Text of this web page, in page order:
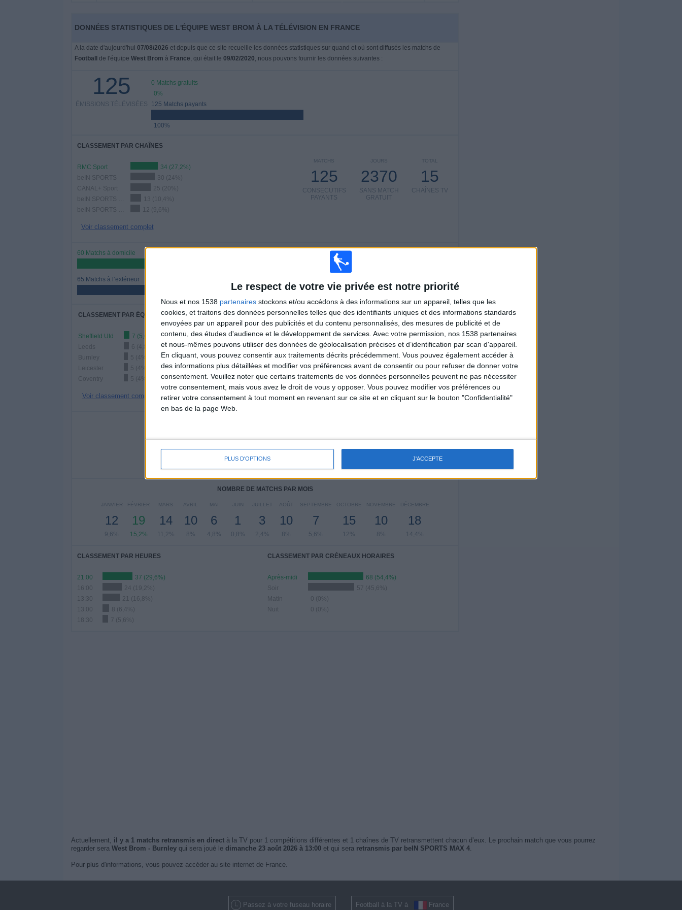
Le respect de votre vie privée est notre priorité
Nous et nos 1538 partenaires stockons et/ou accédons à des informations sur un appareil, telles que les
cookies, et traitons des données personnelles telles que des identifiants uniques et des informations standards
envoyées par un appareil pour des publicités et du contenu personnalisés, des mesures de publicité et de
contenu, des études d'audience et le développement de services. Avec votre permission, nos 1538 partenaires
et nous-mêmes pouvons utiliser des données de géolocalisation précises et d’identification par scan d'appareil.
En cliquant, vous pouvez consentir aux traitements décrits précédemment. Vous pouvez également accéder à
des informations plus détaillées et modifier vos préférences avant de consentir ou pour refuser de donner votre
consentement. Veuillez noter que certains traitements de vos données personnelles peuvent ne pas nécessiter
votre consentement, mais vous avez le droit de vous y opposer. Vous pouvez modifier vos préférences ou
retirer votre consentement à tout moment en revenant sur ce site et en cliquant sur le bouton "Confidentialité"
en bas de la page Web.
PLUS D'OPTIONS J'ACCEPTE
DONNÉES STATISTIQUES DE L'ÉQUIPE WEST BROM À LA TÉLÉVISION EN FRANCE
A la date d'aujourd'hui 07/08/2026 et depuis que ce site recueille les données statistiques sur quand et où sont diffusés les matchs de
Football
de l'équipe West Brom à France, qui était le 09/02/2020, nous pouvons fournir les données suivantes :
125
ÉMISSIONS TÉLÉVISÉES
0 Matchs gratuits
0%
125 Matchs payants
100%
CLASSEMENT PAR CHAÎNES
RMC Sport
34 (27,2%)
beIN SPORTS
30 (24%)
CANAL+ Sport
25 (20%)
13 (10,4%)
12 (9,6%)
Voir classement complet
TOTAL
15
CHAÎNES TV
JOURS
2370
SANS MATCH
GRATUIT
MATCHS
125
CONSECUTIFS
PAYANTS
60 Matchs à domicile
65 Matchs à l’extérieur
ADVERSAIRES
VS Sheffield
COMPÉTITIONS
CLASSEMENT PAR ÉQUIPES
Sheffield Utd
7 (5,6%)
Leeds
6 (4,8%)
Burnley
5 (4%)
Leicester
5 (4%)
Coventry
5 (4%)
Voir classement complet
CLASSEMENT PAR COMPÉTITIONS
Championship
83 (66,4%)
Premier League
38 (30,4%)
Premier League Cup
2 (1,6%)
FA Cup
2 (1,6%)
Voir classement complet
14
11,2%
9
7,2%
12
9,6%
4
3,2%
20
16%
45
36%
21
NOMBRE DE MATCHS PAR MOIS
JANVIER
12
9,6%
FÉVRIER
19
15,2%
MARS
14
11,2%
AVRIL
10
8%
MAI
6
4,8%
JUIN
1
0,8%
JUILLET
3
2,4%
AOÛT
10
8%
SEPTEMBRE
7
5,6%
OCTOBRE
15
12%
NOVEMBRE
10
8%
DÉCEMBRE
18
14,4%
CLASSEMENT PAR HEURES
21:00
37 (29,6%)
16:00
24 (19,2%)
13:30
21 (16,8%)
13:00
8 (6,4%)
18:30
7 (5,6%)
CLASSEMENT PAR CRÉNEAUX HORAIRES
Après-midi
68 (54,4%)
Soir
57 (45,6%)
Matin
0 (0%)
Nuit
0 (0%)
Actuellement, il y a 1 matchs retransmis en directà la TV pour 1 compétitions différentes et 1 chaînes de TV retransmettent chacun d’eux. Le prochain match que vous pourrez
regarder sera West Brom - Burnleyqui sera joué le dimanche 23 août 2026 à 13:00et qui sera retransmis par beIN SPORTS MAX 4.
Pour plus d'informations, vous pouvez accéder au site internet de France.
Passez à votre fuseau horaire Football à la TV à France